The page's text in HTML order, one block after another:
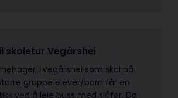
skoletur Vegårshei
i Vegårshei som skal på
gruppe elever/barn får en
ved å leie buss med sjåfør. Da